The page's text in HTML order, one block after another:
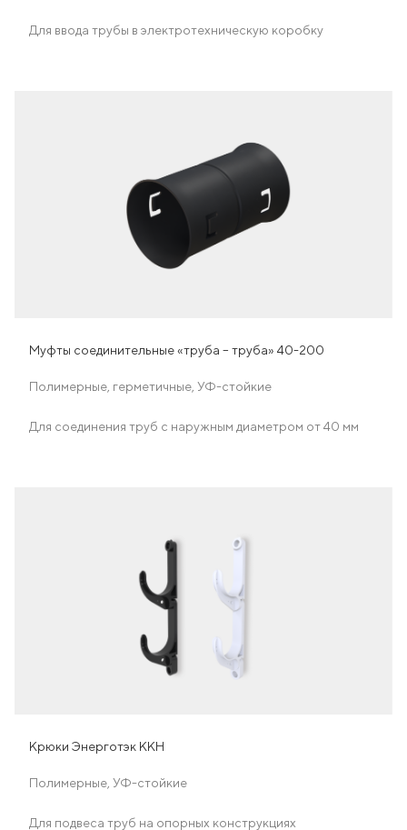
Для ввода трубы в электротехническую коробку
Муфты соединительные «труба – труба» 40-200
Полимерные, герметичные, УФ-стойкие
Для соединения труб с наружным диаметром от 40 мм
Крюки Энерготэк ККН
Полимерные, УФ-стойкие
Для подвеса труб на опорных конструкциях